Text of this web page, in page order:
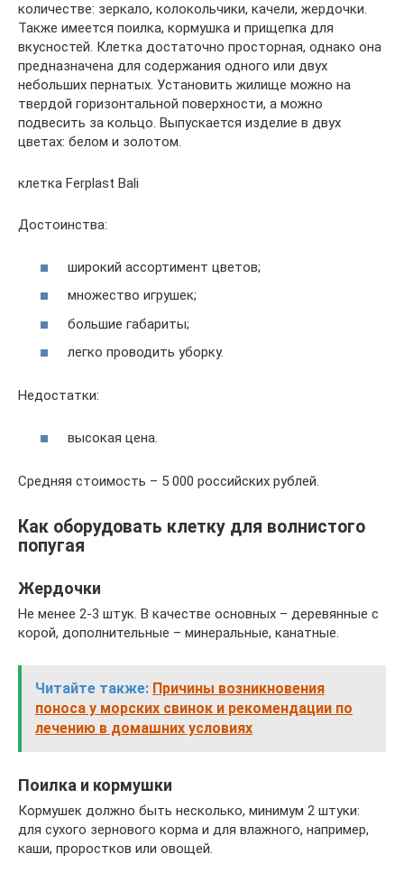
количестве: зеркало, колокольчики, качели, жердочки.
Также имеется поилка, кормушка и прищепка для
вкусностей. Клетка достаточно просторная, однако она
предназначена для содержания одного или двух
небольших пернатых. Установить жилище можно на
твердой горизонтальной поверхности, а можно
подвесить за кольцо. Выпускается изделие в двух
цветах: белом и золотом.
клетка Ferplast Bali
Достоинства:
широкий ассортимент цветов;
множество игрушек;
большие габариты;
легко проводить уборку.
Недостатки:
высокая цена.
Средняя стоимость – 5 000 российских рублей.
Как оборудовать клетку для волнистого
попугая
Жердочки
Не менее 2-3 штук. В качестве основных – деревянные с
корой, дополнительные – минеральные, канатные.
Читайте также: Причины возникновения
поноса у морских свинок и рекомендации по
лечению в домашних условиях
Поилка и кормушки
Кормушек должно быть несколько, минимум 2 штуки:
для сухого зернового корма и для влажного, например,
каши, проростков или овощей.